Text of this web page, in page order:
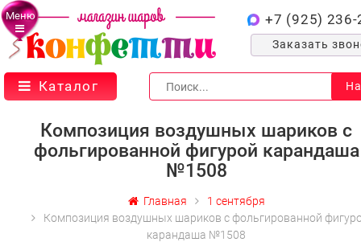
Меню +7 (925) 236-
Заказать
Каталог
Композиция воздушных шариков с
фольгированной фигурой карандаша
№1508
Главная
1 сентября
Композиция воздушных шариков с фольгированной
карандаша №1508